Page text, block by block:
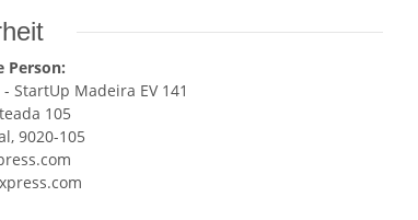
Person:
StartUp Madeira EV 141
105
9020-105